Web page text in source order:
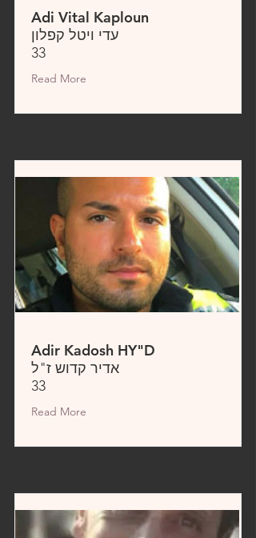
Adi Vital Kaploun
עדי ויטל קפלון
33
Read More
Adir Kadosh HY"D
אדיר קדוש ז"ל
33
Read More